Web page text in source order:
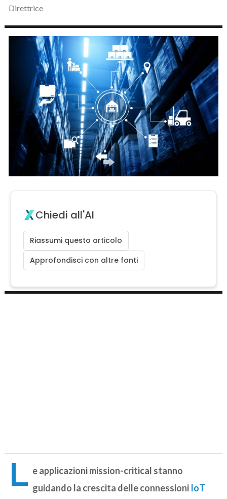
Direttrice
Chiedi all'AI
Riassumi questo articolo
Approfondisci con altre fonti
L e applicazioni mission-critical stanno
guidando la crescita delle connessioni IoT